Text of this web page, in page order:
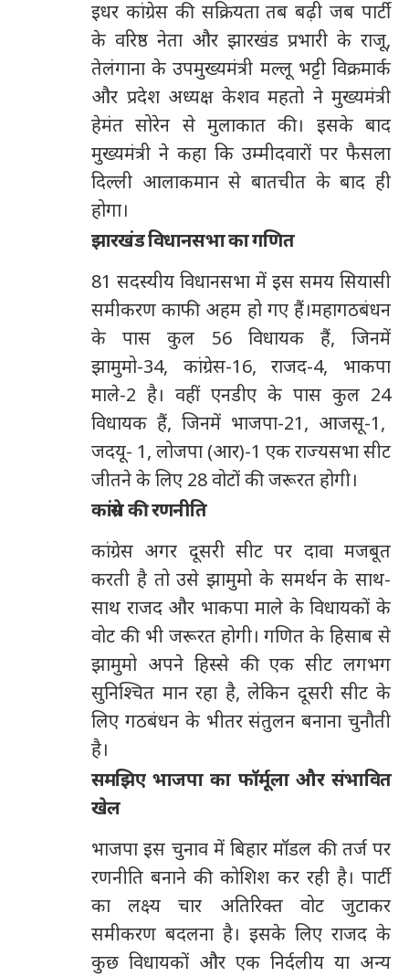
इधर कांग्रेस की सक्रियता तब बढ़ी जब पार्टी
के वरिष्ठ नेता और झारखंड प्रभारी के राजू,
तेलंगाना के उपमुख्यमंत्री मल्लू भट्टी विक्रमार्क
और प्रदेश अध्यक्ष केशव महतो ने मुख्यमंत्री
हेमंत सोरेन से मुलाकात की। इसके बाद
मुख्यमंत्री ने कहा कि उम्मीदवारों पर फैसला
दिल्ली आलाकमान से बातचीत के बाद ही
होगा।
झारखंड विधानसभा का गणित
81 सदस्यीय विधानसभा में इस समय सियासी
समीकरण काफी अहम हो गए हैं।महागठबंधन
के पास कुल 56विधायक हैं,जिनमें
झामुमो-34, कांग्रेस-16,राजद-4, भाकपा
माले-2 है। वहीं एनडीए के पास कुल 24
विधायक हैं, जिनमें भाजपा-21, आजसू-1,
जदयू- 1, लोजपा (आर)-1 एक राज्यसभा सीट
जीतने के लिए 28वोटों की जरूरत होगी।
कांग्रेस की रणनीति
कांग्रेस अगर दूसरी सीट पर दावा मजबूत
करती है तो उसे झामुमो के समर्थन के साथ-
साथ राजद और भाकपा माले के विधायकों के
वोट की भी जरूरत होगी। गणित के हिसाब से
झामुमो अपने हिस्से की एक सीट लगभग
सुनिश्चित मान रहा है,लेकिन दूसरी सीट के
लिए गठबंधन के भीतर संतुलन बनाना चुनौती
है।
समझिए भाजपा का फॉर्मूला और संभावित
खेल
भाजपा इस चुनाव में बिहार मॉडल की तर्ज पर
रणनीति बनाने की कोशिश कर रही है। पार्टी
का लक्ष्य चार अतिरिक्त वोट जुटाकर
समीकरण बदलना है। इसके लिए राजद के
कुछ विधायकों और एक निर्दलीय या अन्य